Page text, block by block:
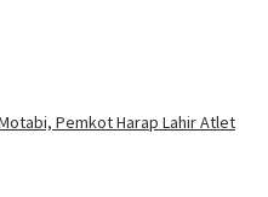
Pemkot Harap Lahir Atlet